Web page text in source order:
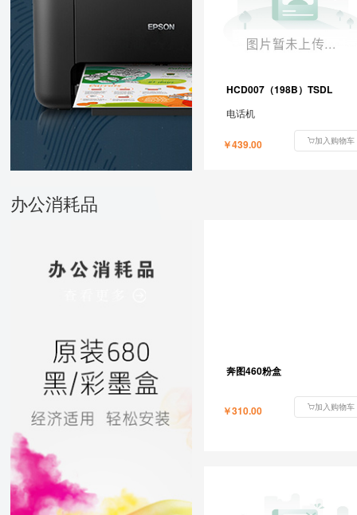
HCD007（198B）TSDL
电话机
￥439.00 加入购物车
办公消耗品
奔图460粉盒
￥310.00 加入购物车